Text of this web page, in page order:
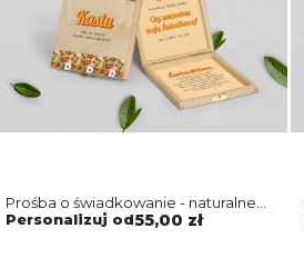
Prośba o świadkowanie - naturalne
puzzle Retro Style Motyw 1
Personalizuj od55,00 zł